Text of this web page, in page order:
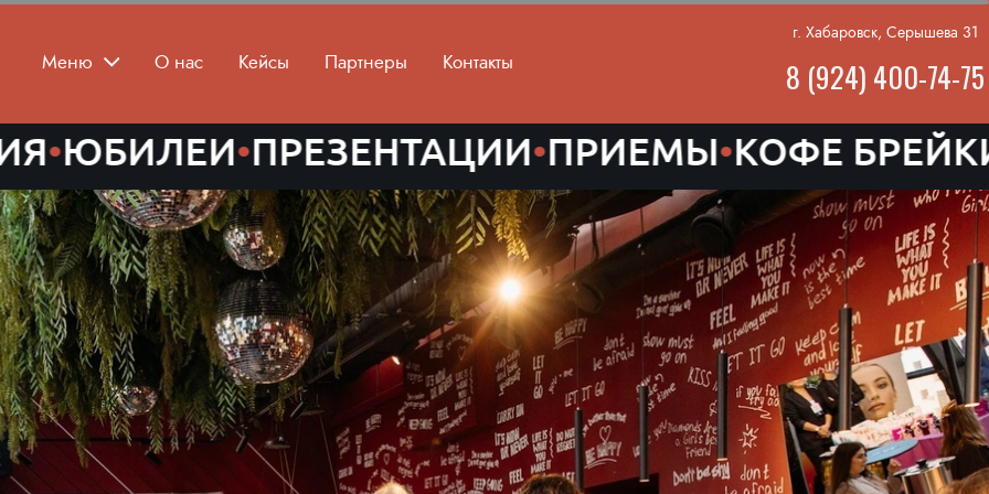
Меню О нас Кейсы Партнеры Контакты
г. Хабаровск, Серышева 31
8 (924) 400-74-75
•ПРЕЗЕНТАЦИИ•ПРИЕМЫ•КОФЕ БРЕЙКИ•